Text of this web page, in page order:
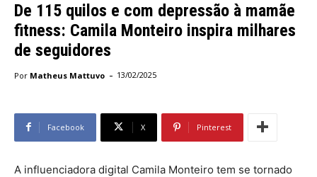
De 115 quilos e com depressão à mamãe
fitness: Camila Monteiro inspira milhares
de seguidores
Por Matheus Mattuvo - 13/02/2025
Facebook X Pinterest
A influenciadora digital Camila Monteiro tem se tornado